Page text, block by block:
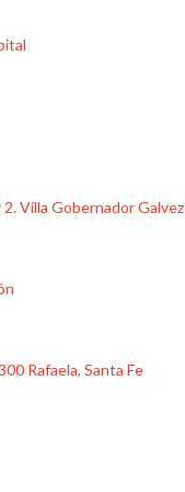
Villa Gobernador Galvez
Rafaela, Santa Fe